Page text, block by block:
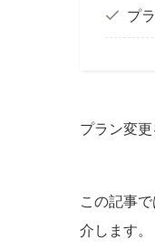
プ
プラン変
この記事
介します。